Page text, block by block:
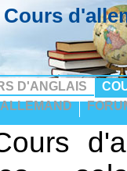
Cours
D'ANGLAIS